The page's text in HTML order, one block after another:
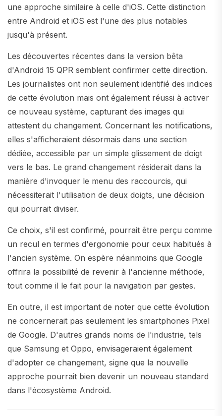
une approche similaire à celle d'iOS. Cette distinction
entre Android et iOS est l'une des plus notables
jusqu'à présent.
Les découvertes récentes dans la version bêta
d'Android 15 QPR semblent confirmer cette direction.
Les journalistes ont non seulement identifié des indices
de cette évolution mais ont également réussi à activer
ce nouveau système, capturant des images qui
attestent du changement. Concernant les notifications,
elles s'afficheraient désormais dans une section
dédiée, accessible par un simple glissement de doigt
vers le bas. Le grand changement résiderait dans la
manière d'invoquer le menu des raccourcis, qui
nécessiterait l'utilisation de deux doigts, une décision
qui pourrait diviser.
Ce choix, s'il est confirmé, pourrait être perçu comme
un recul en termes d'ergonomie pour ceux habitués à
l'ancien système. On espère néanmoins que Google
offrira la possibilité de revenir à l'ancienne méthode,
tout comme il le fait pour la navigation par gestes.
En outre, il est important de noter que cette évolution
ne concernerait pas seulement les smartphones Pixel
de Google. D'autres grands noms de l'industrie, tels
que Samsung et Oppo, envisageraient également
d'adopter ce changement, signe que la nouvelle
approche pourrait bien devenir un nouveau standard
dans l'écosystème Android.